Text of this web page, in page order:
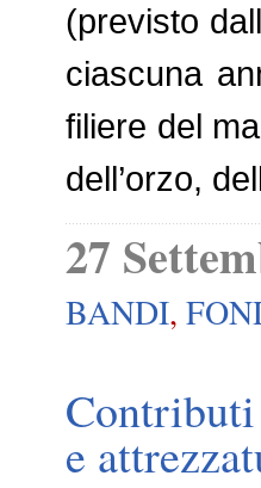
(previsto
ciascuna
filiere del
dell’orzo,
27
BANDI,
e